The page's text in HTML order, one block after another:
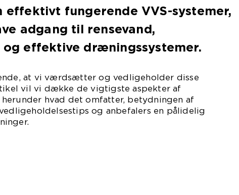
effektivt fungerende VVS-systemer,
adgang til rensevand,
og effektive dræningssystemer.
at vi værdsætter og vedligeholder disse
vil vi dække de vigtigste aspekter af
herunder hvad det omfatter, betydningen af
og anbefalers en pålidelig